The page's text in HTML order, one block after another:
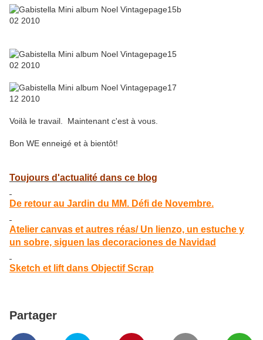
Voilà le travail. Maintenant c'est à vous.
Bon WE enneigé et à bientôt!
Toujours d'actualité dans ce blog
De retour au Jardin du MM. Défi de Novembre.
Atelier canvas et autres réas/ Un lienzo, un estuche y
un sobre, siguen las decoraciones de Navidad
Sketch et lift dans Objectif Scrap
Partager